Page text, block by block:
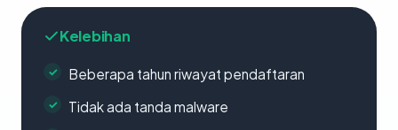
Kelebihan
Beberapa tahun riwayat pendaftaran
Tidak ada tanda malware